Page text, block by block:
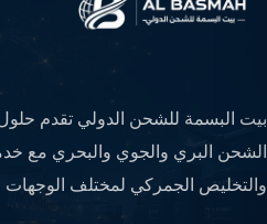
بيت البسمة للشحن الدولي تقدم
الشحن البري والجوي والبحري مع
والتخليص الجمركي لمختلف الوجهات